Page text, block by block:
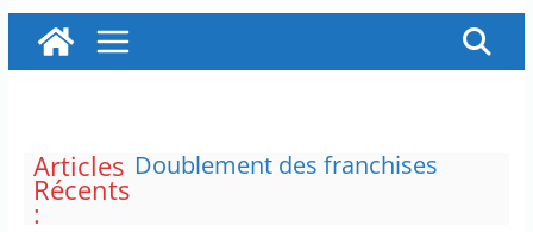
Articles
Récents
:
Doublement des franchises